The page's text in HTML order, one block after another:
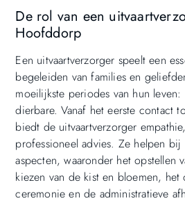
De rol van een
Hoofddorp
Een uitvaartverzorger speelt een
begeleiden van families en
moeilijkste periodes van hun leven:
dierbare. Vanaf het eerste contact
biedt de uitvaartverzorger
professioneel advies. Ze helpen bij
aspecten, waaronder het opstellen
kiezen van de kist en bloemen, het
ceremonie en de administratieve